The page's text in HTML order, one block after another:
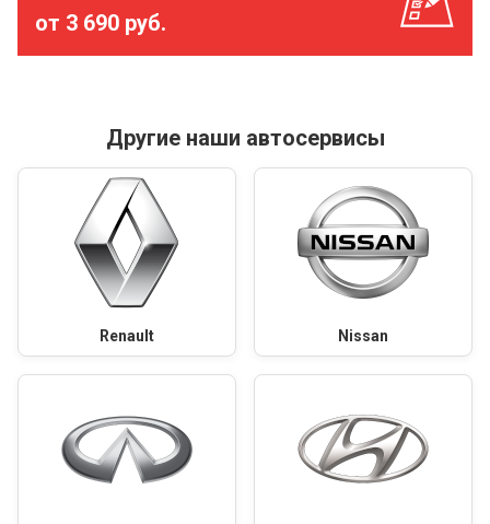
от 3 690 руб.
Другие наши автосервисы
Renault Nissan